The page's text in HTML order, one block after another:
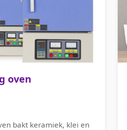
oven
bakt keramiek, klei en